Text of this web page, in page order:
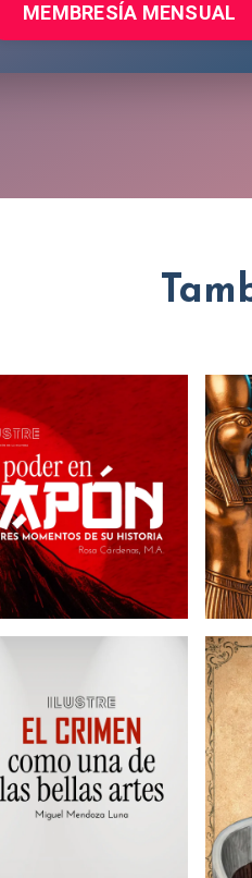
MEMBRESÍA MENSUAL